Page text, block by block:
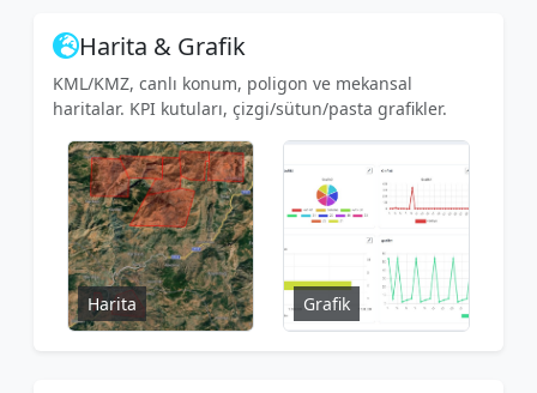
Harita & Grafik
KML/KMZ, canlı konum, poligon ve mekansal
haritalar. KPI kutuları, çizgi/sütun/pasta grafikler.
Harita Grafik